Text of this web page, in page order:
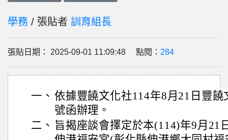
學務 / 張貼者 訓育組長
張貼日期： 2025-09-01 11:09:48 點閱： 284
一、 依據豐饒文化社114年8月21日豐饒
號函辦理。
二、 旨揭座談會擇定於本(114)年9月21